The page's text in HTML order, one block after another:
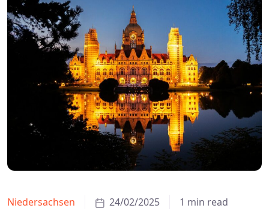
Niedersachsen 24/02/2025
1 min read